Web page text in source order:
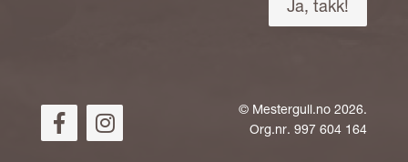
© Mestergull.no 2026.
Org.nr. 997 604 164